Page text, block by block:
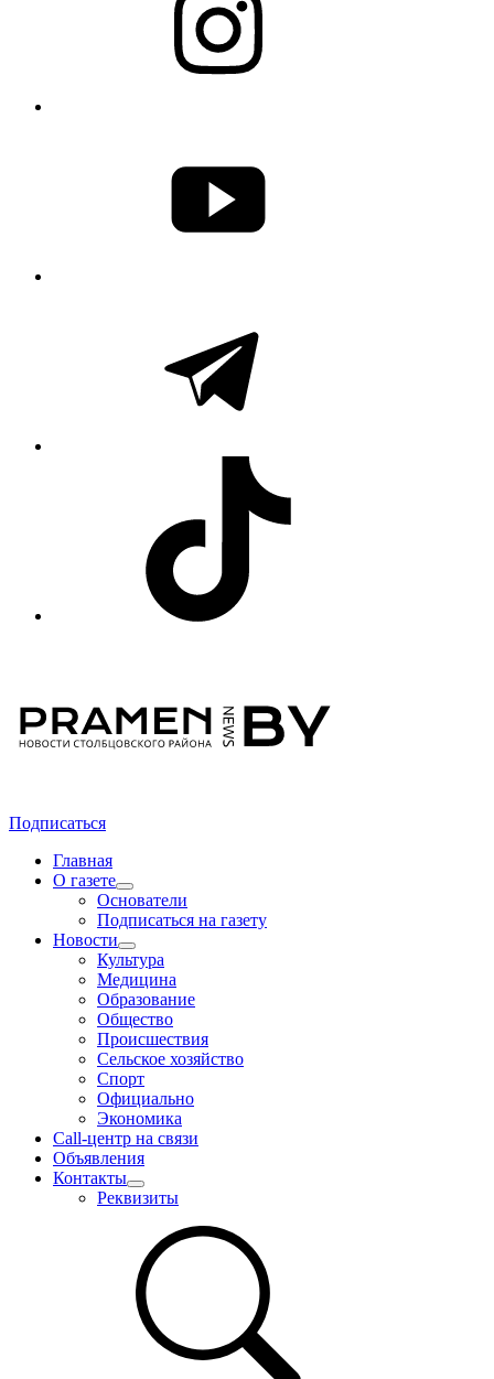
Подписаться
Главная
О газете
Основатели
Подписаться на газету
Новости
Культура
Медицина
Образование
Общество
Происшествия
Сельское хозяйство
Спорт
Официально
Экономика
Call-центр на связи
Объявления
Контакты
Реквизиты